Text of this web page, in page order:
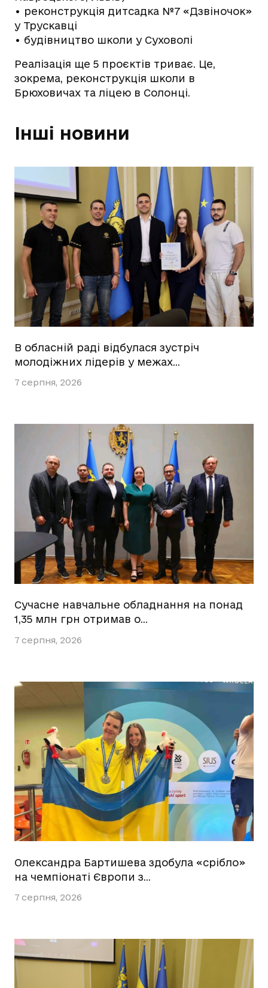
• реконструкція дитсадка №7 «Дзвіночок»
у Трускавці
• будівництво школи у Суховолі
Реалізація ще 5 проєктів триває. Це,
зокрема, реконструкція школи в
Брюховичах та ліцею в Солонці.
Інші новини
В обласній раді відбулася зустріч
молодіжних лідерів у межах…
7 серпня, 2026
Сучасне навчальне обладнання на понад
1,35 млн грн отримав о…
7 серпня, 2026
Олександра Бартишева здобула «срібло»
на чемпіонаті Європи з…
7 серпня, 2026